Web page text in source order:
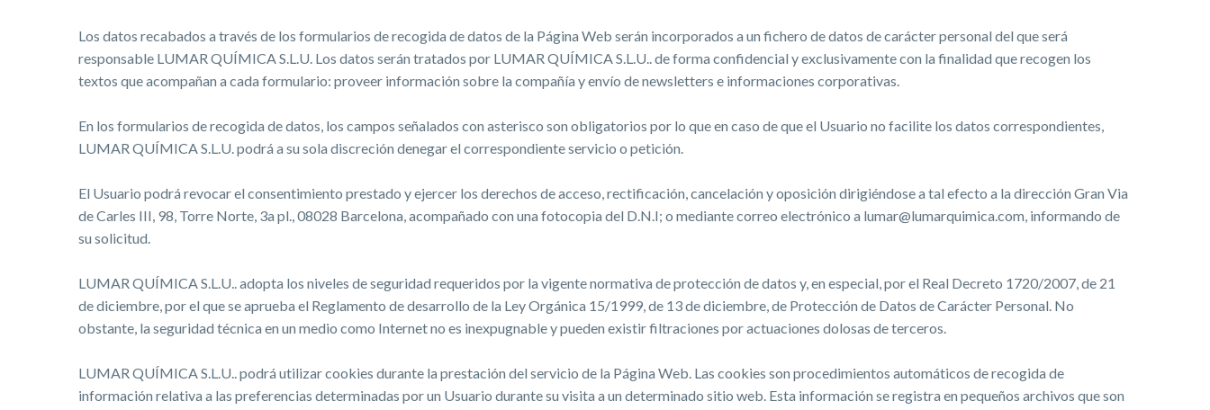
Los datos recabados a través de los formularios de recogida de datos de la Página Web serán incorporados a un fichero de datos de carácter personal del que será
responsable LUMAR QUÍMICA S.L.U. Los datos serán tratados por LUMAR QUÍMICA S.L.U.. de forma confidencial y exclusivamente con la finalidad que recogen los
textos que acompañan a cada formulario: proveer información sobre la compañía y envío de newsletters e informaciones corporativas.
En los formularios de recogida de datos, los campos señalados con asterisco son obligatorios por lo que en caso de que el Usuario no facilite los datos correspondientes,
LUMAR QUÍMICA S.L.U. podrá a su sola discreción denegar el correspondiente servicio o petición.
El Usuario podrá revocar el consentimiento prestado y ejercer los derechos de acceso, rectificación, cancelación y oposición dirigiéndose a tal efecto a la dirección Gran Via
de Carles III, 98, Torre Norte, 3a pl., 08028 Barcelona, acompañado con una fotocopia del D.N.I; o mediante correo electrónico a lumar@lumarquimica.com, informando de
su solicitud.
LUMAR QUÍMICA S.L.U.. adopta los niveles de seguridad requeridos por la vigente normativa de protección de datos y, en especial, por el Real Decreto 1720/2007, de 21
de diciembre, por el que se aprueba el Reglamento de desarrollo de la Ley Orgánica 15/1999, de 13 de diciembre, de Protección de Datos de Carácter Personal. No
obstante, la seguridad técnica en un medio como Internet no es inexpugnable y pueden existir filtraciones por actuaciones dolosas de terceros.
LUMAR QUÍMICA S.L.U.. podrá utilizar cookies durante la prestación del servicio de la Página Web. Las cookies son procedimientos automáticos de recogida de
información relativa a las preferencias determinadas por un Usuario durante su visita a un determinado sitio web. Esta información se registra en pequeños archivos que son